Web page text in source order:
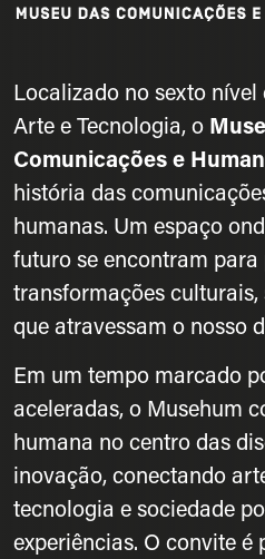
Localizado no sexto
Arte e Tecnologia, o
Comunicações e
história das
humanas. Um espaço
futuro se encontram para
transformações
que atravessam o nosso
Em um tempo marcado
aceleradas, o Musehum
humana no centro das
inovação, conectando
tecnologia e sociedade
experiências. O convite é